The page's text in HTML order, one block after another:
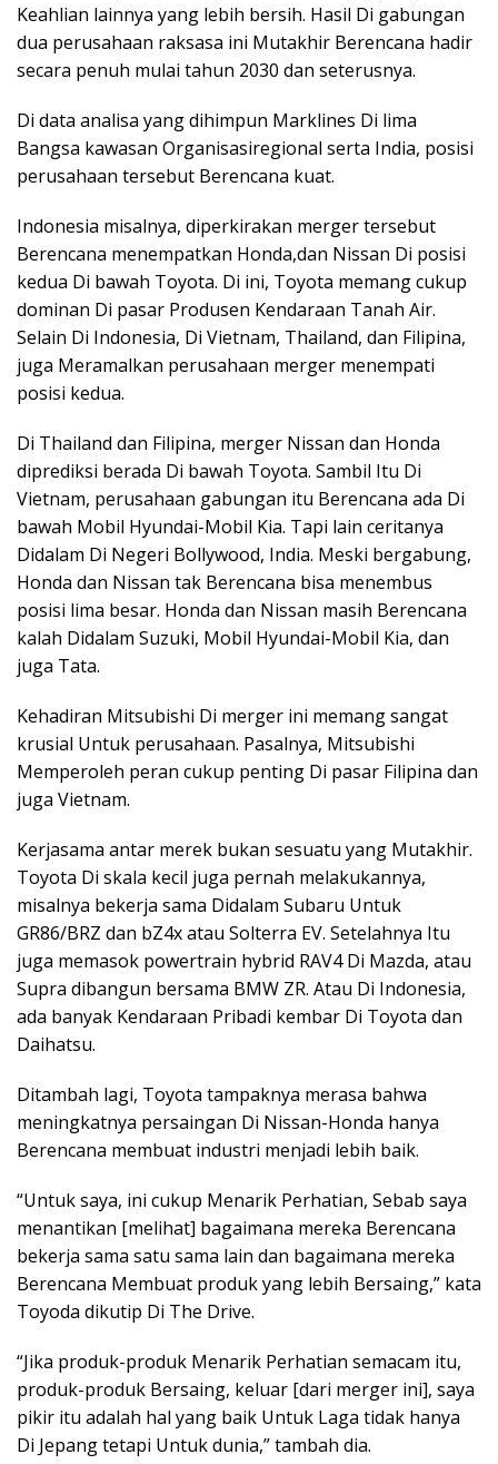
Keahlian lainnya yang lebih bersih. Hasil Di gabungan
dua perusahaan raksasa ini Mutakhir Berencana hadir
secara penuh mulai tahun 2030 dan seterusnya.
Di data analisa yang dihimpun Marklines Di lima
Bangsa kawasan Organisasiregional serta India, posisi
perusahaan tersebut Berencana kuat.
Indonesia misalnya, diperkirakan merger tersebut
Berencana menempatkan Honda,dan Nissan Di posisi
kedua Di bawah Toyota. Di ini, Toyota memang cukup
dominan Di pasar Produsen Kendaraan Tanah Air.
Selain Di Indonesia, Di Vietnam, Thailand, dan Filipina,
juga Meramalkan perusahaan merger menempati
posisi kedua.
Di Thailand dan Filipina, merger Nissan dan Honda
diprediksi berada Di bawah Toyota. Sambil Itu Di
Vietnam, perusahaan gabungan itu Berencana ada Di
bawah Mobil Hyundai-Mobil Kia. Tapi lain ceritanya
Didalam Di Negeri Bollywood, India. Meski bergabung,
Honda dan Nissan tak Berencana bisa menembus
posisi lima besar. Honda dan Nissan masih Berencana
kalah Didalam Suzuki, Mobil Hyundai-Mobil Kia, dan
juga Tata.
Kehadiran Mitsubishi Di merger ini memang sangat
krusial Untuk perusahaan. Pasalnya, Mitsubishi
Memperoleh peran cukup penting Di pasar Filipina dan
juga Vietnam.
Kerjasama antar merek bukan sesuatu yang Mutakhir.
Toyota Di skala kecil juga pernah melakukannya,
misalnya bekerja sama Didalam Subaru Untuk
GR86/BRZ dan bZ4x atau Solterra EV. Setelahnya Itu
juga memasok powertrain hybrid RAV4 Di Mazda, atau
Supra dibangun bersama BMW ZR. Atau Di Indonesia,
ada banyak Kendaraan Pribadi kembar Di Toyota dan
Daihatsu.
Ditambah lagi, Toyota tampaknya merasa bahwa
meningkatnya persaingan Di Nissan-Honda hanya
Berencana membuat industri menjadi lebih baik.
“Untuk saya, ini cukup Menarik Perhatian, Sebab saya
menantikan [melihat] bagaimana mereka Berencana
bekerja sama satu sama lain dan bagaimana mereka
Berencana Membuat produk yang lebih Bersaing,” kata
Toyoda dikutip Di The Drive.
“Jika produk-produk Menarik Perhatian semacam itu,
produk-produk Bersaing, keluar [dari merger ini], saya
pikir itu adalah hal yang baik Untuk Laga tidak hanya
Di Jepang tetapi Untuk dunia,” tambah dia.